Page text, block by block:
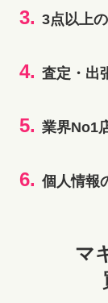
3. 3点以上
4. 査定・出
5. 業界No1
6. 個人情報
マ